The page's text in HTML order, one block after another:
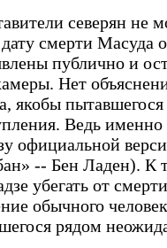
северян не
смерти Масуда
публично и
Нет
якобы пытавшегося
Ведь именно
официальной
-- Бен Ладен). К
убегать от
обычного
рядом